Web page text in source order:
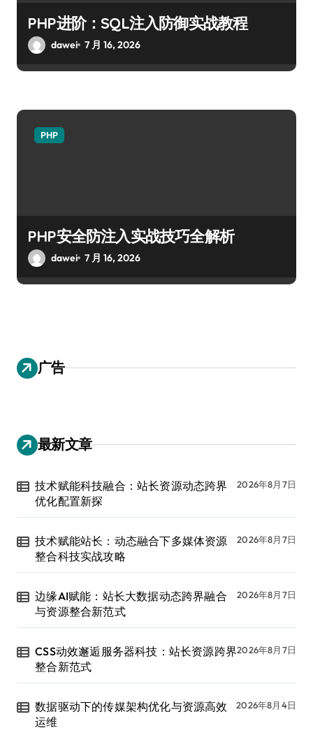
PHP进阶：SQL注入防御实战教程
dawei 7 月 16, 2026
PHP
PHP安全防注入实战技巧全解析
dawei 7 月 16, 2026
广告
最新文章
技术赋能科技融合：站长资源动态跨界
优化配置新探
2026年8月7日
技术赋能站长：动态融合下多媒体资源
整合科技实战攻略
2026年8月7日
边缘AI赋能：站长大数据动态跨界融合
与资源整合新范式
2026年8月7日
CSS动效邂逅服务器科技：站长资源跨界
整合新范式
2026年8月7日
数据驱动下的传媒架构优化与资源高效
运维
2026年8月4日